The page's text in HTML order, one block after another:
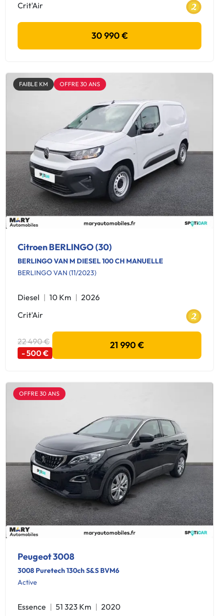
Crit'Air
30 990 €
FAIBLE KM OFFRE 30 ANS
Citroen BERLINGO (30)
BERLINGO VAN M DIESEL 100 CH MANUELLE
BERLINGO VAN (11/2023)
Diesel 10 Km
2026
Crit'Air
22 490 €
- 500 €
21 990 €
OFFRE 30 ANS
Peugeot 3008
3008 Puretech 130ch S&S BVM6
Active
Essence 51 323 Km
2020